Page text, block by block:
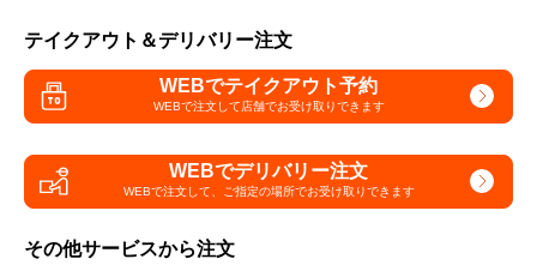
テイクアウト＆デリバリー注文
WEBでテイクアウト予約
WEBで注文して店舗でお受け取りできます
WEBでデリバリー注文
WEBで注文して、 ご指定の場所でお受け取りできます
その他サービスから注文